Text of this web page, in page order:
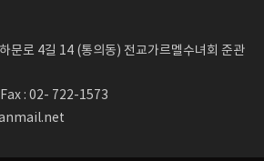
문로 4길 14 (통의동) 전교가르멜수녀회 준관
Fax : 02- 722-1573